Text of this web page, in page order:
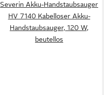
Severin Akku-Handstaubsauger
HV 7140 Kabelloser Akku-
Handstaubsauger, 120 W,
beutellos